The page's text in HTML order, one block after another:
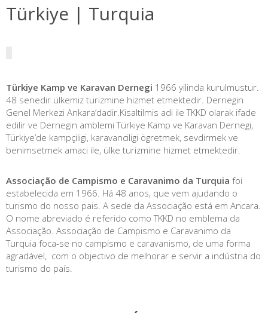
Türkiye | Turquia
Türkiye Kamp ve Karavan Dernegi 1966 yilinda kurulmustur.
48 senedir ülkemiz turizmine hizmet etmektedir. Dernegin
Genel Merkezi Ankara’dadir.Kisaltilmis adi ile TKKD olarak ifade
edilir ve Dernegin amblemi Türkiye Kamp ve Karavan Dernegi,
Türkiye’de kampçiligi, karavanciligi ögretmek, sevdirmek ve
benimsetmek amaci ile, ülke turizmine hizmet etmektedir.
Associação de Campismo e Caravanimo da Turquia foi
estabelecida em 1966. Há 48 anos, que vem ajudando o
turismo do nosso pais. A sede da Associação está em Ancara.
O nome abreviado é referido como TKKD no emblema da
Associação. Associação de Campismo e Caravanimo da
Turquia foca-se no campismo e caravanismo, de uma forma
agradável, com o objectivo de melhorar e servir a indústria do
turismo do país.